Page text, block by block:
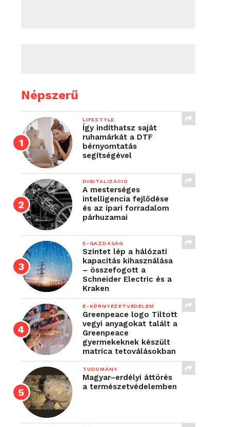
Népszerű
LIFESTYLE
Így indíthatsz saját
ruhamárkát a DTF
bérnyomtatás
segítségével
DIGITALIZÁCIÓ
A mesterséges
intelligencia fejlődése
és az ipari forradalom
párhuzamai
E-GAZDASÁG
Szintet lép a hálózati
kapacitás kihasználása
– összefogott a
Schneider Electric és a
Kraken
E-KÖRNYEZETVÉDELEM
Greenpeace logo Tiltott
vegyi anyagokat talált a
Greenpeace
gyermekeknek készült
matrica tetoválásokban
TUDOMÁNY
Magyar–erdélyi áttörés
a természetvédelemben